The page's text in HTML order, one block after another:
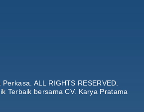
ALL RIGHTS RESERVED.
Terbaik bersama CV. Karya Pratama